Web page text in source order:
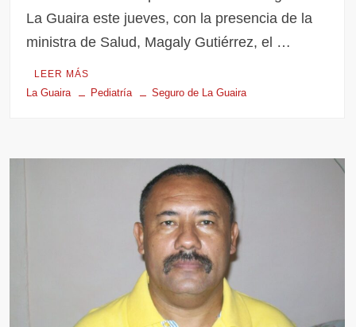
La Guaira este jueves, con la presencia de la
ministra de Salud, Magaly Gutiérrez, el …
LEER MÁS
La Guaira Pediatría Seguro de La Guaira